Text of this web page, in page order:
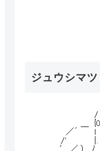
ジュウシマツ